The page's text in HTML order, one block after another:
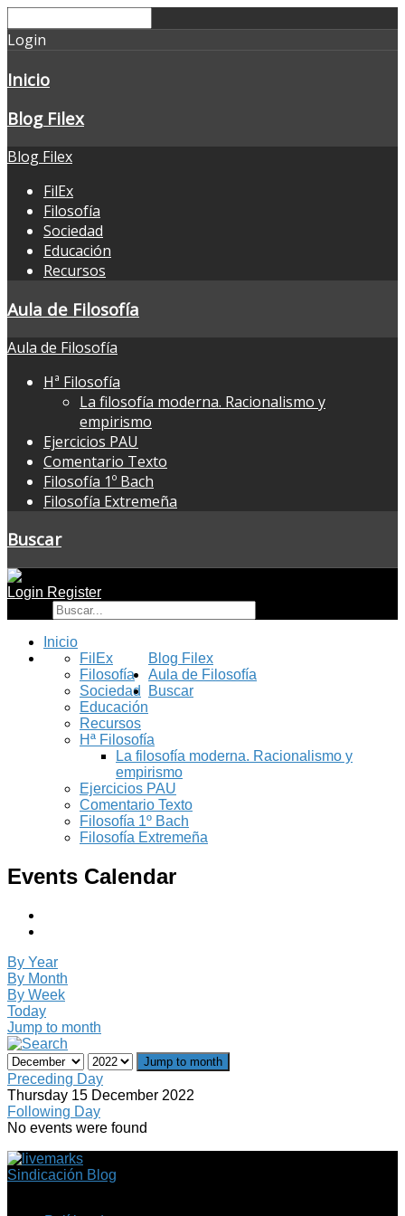
Login
Inicio
Blog Filex
Blog Filex
FilEx
Filosofía
Sociedad
Educación
Recursos
Aula de Filosofía
Aula de Filosofía
Hª Filosofía
La filosofía moderna. Racionalismo y
empirismo
Ejercicios PAU
Comentario Texto
Filosofía 1º Bach
Filosofía Extremeña
Buscar
Login Register
Inicio
Blog Filex
FilEx
Filosofía
Sociedad
Educación
Recursos
Aula de Filosofía
Hª Filosofía
La filosofía moderna. Racionalismo y
empirismo
Ejercicios PAU
Comentario Texto
Filosofía 1º Bach
Filosofía Extremeña
Buscar
Events Calendar
By Year
By Month
By Week
Today
Jump to month
Jump to month
Preceding Day
Thursday 15 December 2022
Following Day
No events were found
Sindicación Blog